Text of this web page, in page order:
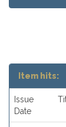
Item hits:
Issue
Date